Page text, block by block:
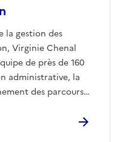
la gestion des
Virginie Chenal
de près de 160
administrative, la
des parcours